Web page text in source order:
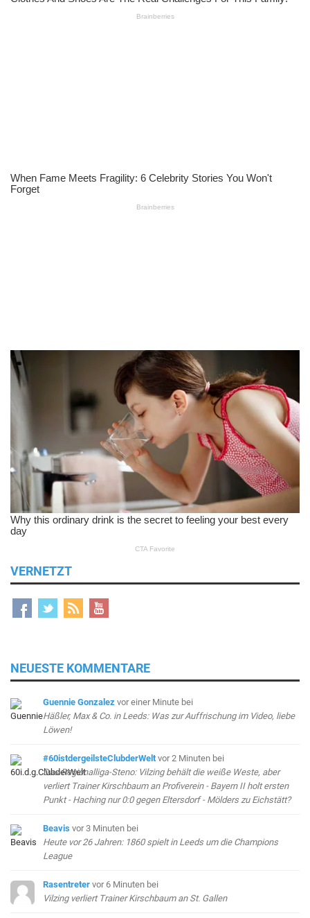
VERNETZT
NEUESTE KOMMENTARE
Guennie Gonzalez vor einer Minute bei
Häßler, Max & Co. in Leeds: Was zur Auffrischung im Video, liebe
Löwen!
#60istdergeilsteClubderWelt vor 2 Minuten bei
Das Regionalliga-Steno: Vilzing behält die weiße Weste, aber
verliert Trainer Kirschbaum an Profiverein - Bayern II holt ersten
Punkt - Haching nur 0:0 gegen Eltersdorf - Mölders zu Eichstätt?
Beavis vor 3 Minuten bei
Heute vor 26 Jahren: 1860 spielt in Leeds um die Champions
League
Rasentreter vor 6 Minuten bei
Vilzing verliert Trainer Kirschbaum an St. Gallen